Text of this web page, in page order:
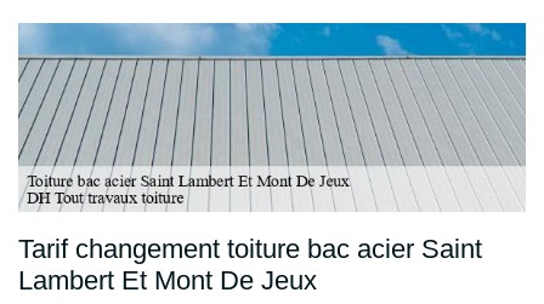
Tarif changement toiture bac acier Saint
Lambert Et Mont De Jeux